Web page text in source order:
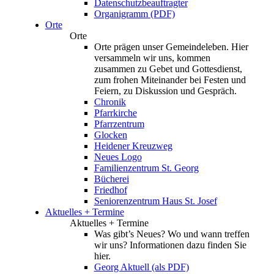
Datenschutzbeauftragter
Organigramm (PDF)
Orte
Orte
Orte prägen unser Gemeindeleben. Hier
versammeln wir uns, kommen
zusammen zu Gebet und Gottesdienst,
zum frohen Miteinander bei Festen und
Feiern, zu Diskussion und Gespräch.
Chronik
Pfarrkirche
Pfarrzentrum
Glocken
Heidener Kreuzweg
Neues Logo
Familienzentrum St. Georg
Bücherei
Friedhof
Seniorenzentrum Haus St. Josef
Aktuelles + Termine
Aktuelles + Termine
Was gibt’s Neues? Wo und wann treffen
wir uns? Informationen dazu finden Sie
hier.
Georg Aktuell (als PDF)